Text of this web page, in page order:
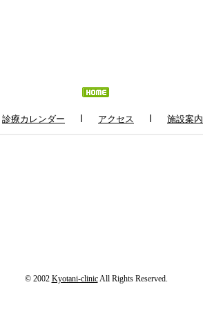
診療カレンダー ｌ アクセス ｌ 施設案内
© 2002 Kyotani-clinicAll Rights Reserved.